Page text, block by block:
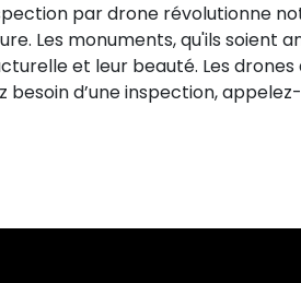
par drone révolutionne
Les monuments, qu'ils soient
et leur beauté. Les
besoin d’une inspection,